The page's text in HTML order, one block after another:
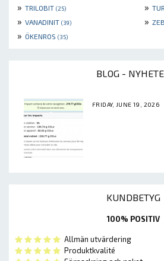
» TRILOBIT (25) »
» VANADINIT (39) »
» ÖKENROS (35)
BLOG -
FRIDAY, JUNE 19, 2026
KUNDBETYG
100% POSITIV
Allmän utvärdering
Produktkvalité